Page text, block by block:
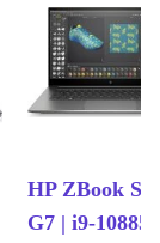
HP ZBook
G7 | i9-